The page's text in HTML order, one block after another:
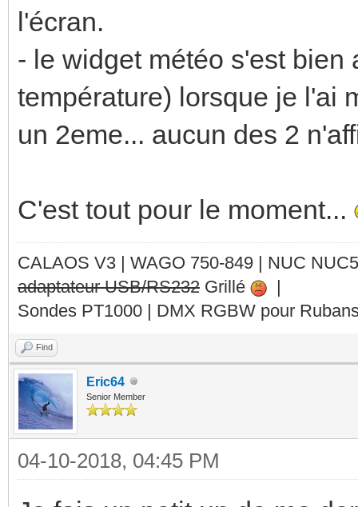
l'écran.
- le widget météo s'est bien
température) lorsque je l'ai
un 2eme... aucun des 2
C'est tout pour le moment...
CALAOS V3 | WAGO 750-849 | NUC
adaptateur USB/RS232 Grillé
|
Sondes PT1000 | DMX RGBW pour
Find
Eric64
Senior Member
04-10-2018, 04:45 PM